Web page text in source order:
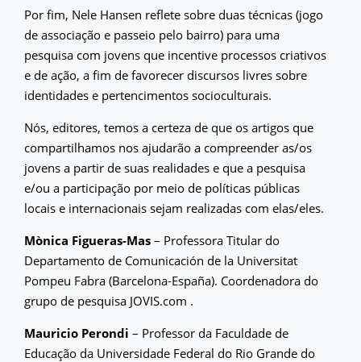
Por fim, Nele Hansen reflete sobre duas técnicas (jogo
de associação e passeio pelo bairro) para uma
pesquisa com jovens que incentive processos criativos
e de ação, a fim de favorecer discursos livres sobre
identidades e pertencimentos socioculturais.
Nós, editores, temos a certeza de que os artigos que
compartilhamos nos ajudarão a compreender as/os
jovens a partir de suas realidades e que a pesquisa
e/ou a participação por meio de políticas públicas
locais e internacionais sejam realizadas com elas/eles.
Mònica Figueras-Mas – Professora Titular do
Departamento de Comunicación de la Universitat
Pompeu Fabra (Barcelona-España). Coordenadora do
grupo de pesquisa JOVIS.com .
Mauricio Perondi – Professor da Faculdade de
Educação da Universidade Federal do Rio Grande do